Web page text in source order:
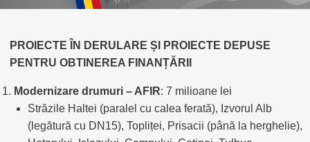
PROIECTE ÎN DERULARE ȘI PROIECTE DEPUSE
PENTRU OBTINEREA FINANȚĂRII
Modernizare drumuri – AFIR: 7 milioane lei
Străzile Haltei (paralel cu calea ferată), Izvorul Alb
(legătură cu DN15), Topliței, Prisacii (până la herghelie),